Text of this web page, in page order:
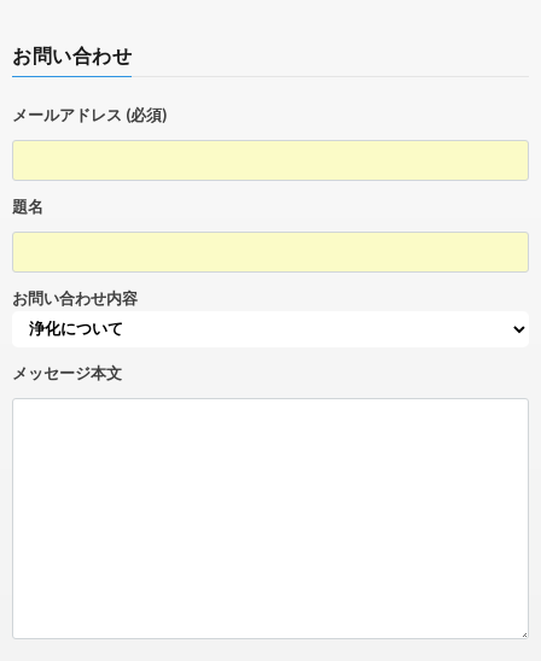
お問い合わせ
メールアドレス (必須)
題名
お問い合わせ内容
メッセージ本文